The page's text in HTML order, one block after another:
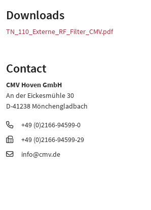
Downloads
TN_110_Externe_RF_Filter_CMV.pdf
Contact
CMV Hoven GmbH
An der Eickesmühle 30
D-41238 Mönchengladbach
+49 (0)2166-94599-0
+49 (0)2166-94599-29
info@cmv.de